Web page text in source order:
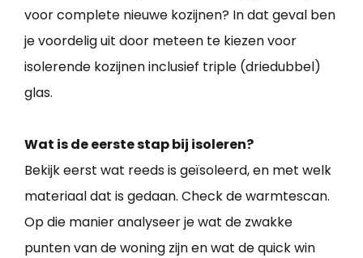
voor complete nieuwe kozijnen? In dat geval ben
je voordelig uit door meteen te kiezen voor
isolerende kozijnen inclusief triple (driedubbel)
glas.
Wat is de eerste stap bij isoleren?
Bekijk eerst wat reeds is geïsoleerd, en met welk
materiaal dat is gedaan. Check de warmtescan.
Op die manier analyseer je wat de zwakke
punten van de woning zijn en wat de quick win